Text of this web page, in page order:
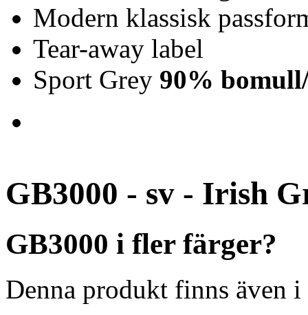
Modern klassisk
Tear-away label
Sport Grey 90%
GB3000 - sv - Irish
GB3000 i fler färger?
Denna produkt finns även